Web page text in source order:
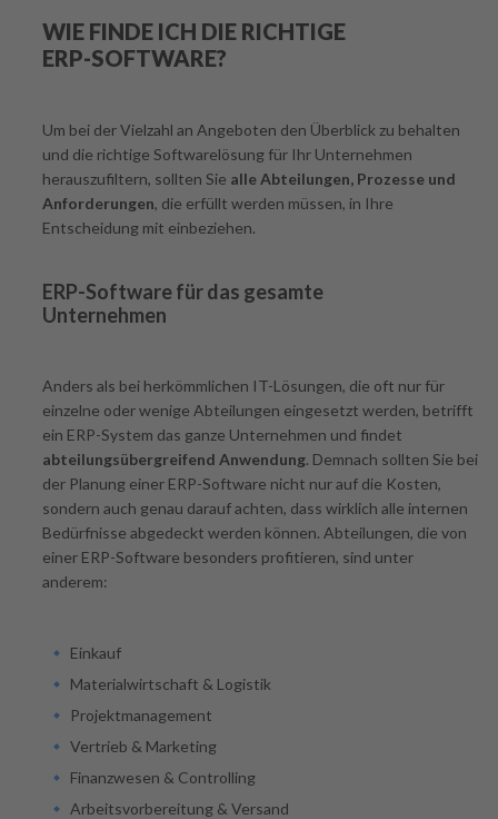
WIE FINDE ICH DIE RICHTIGE
ERP-SOFTWARE?
Um bei der Vielzahl an Angeboten den Überblick zu behalten
und die richtige Softwarelösung für Ihr Unternehmen
herauszufiltern, sollten Sie alle Abteilungen, Prozesse und
Anforderungen, die erfüllt werden müssen, in Ihre
Entscheidung mit einbeziehen.
ERP-Software für das gesamte
Unternehmen
Anders als bei herkömmlichen IT-Lösungen, die oft nur für
einzelne oder wenige Abteilungen eingesetzt werden, betrifft
ein ERP-System das ganze Unternehmen und findet
abteilungsübergreifend Anwendung. Demnach sollten Sie bei
der Planung einer ERP-Software nicht nur auf die Kosten,
sondern auch genau darauf achten, dass wirklich alle internen
Bedürfnisse abgedeckt werden können. Abteilungen, die von
einer ERP-Software besonders profitieren, sind unter
anderem:
Einkauf
Materialwirtschaft & Logistik
Projektmanagement
Vertrieb & Marketing
Finanzwesen & Controlling
Arbeitsvorbereitung & Versand